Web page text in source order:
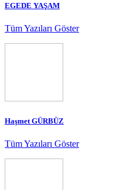
EGEDE YAŞAM
Tüm Yazıları Göster
Haşmet GÜRBÜZ
Tüm Yazıları Göster